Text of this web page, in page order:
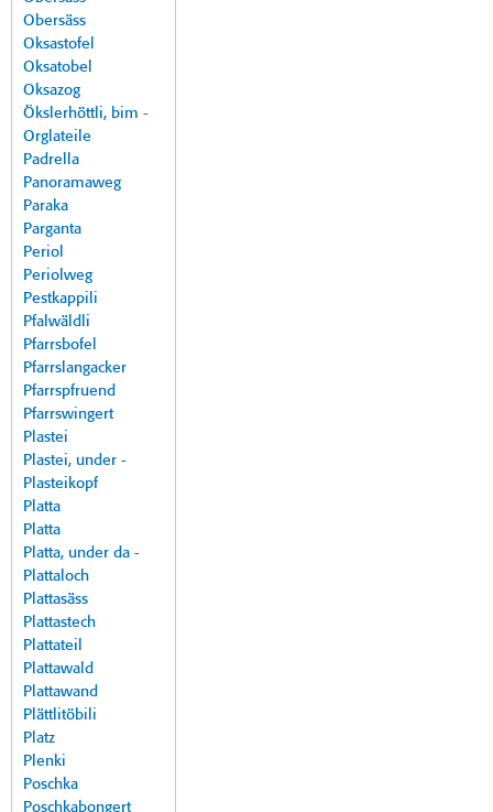
Obersäss
Oksastofel
Oksatobel
Oksazog
Ökslerhöttli, bim -
Orglateile
Padrella
Panoramaweg
Paraka
Parganta
Periol
Periolweg
Pestkappili
Pfalwäldli
Pfarrsbofel
Pfarrslangacker
Pfarrspfruend
Pfarrswingert
Plastei
Plastei, under -
Plasteikopf
Platta
Platta
Platta, under da -
Plattaloch
Plattasäss
Plattastech
Plattateil
Plattawald
Plattawand
Plättlitöbili
Platz
Plenki
Poschka
Poschkabongert